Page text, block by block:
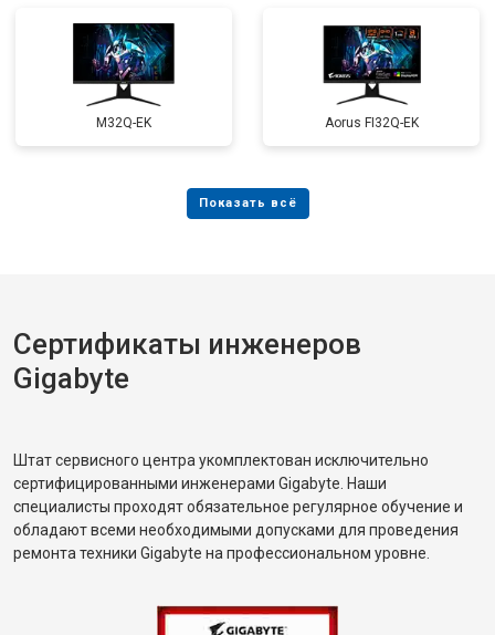
M32Q-EK Aorus FI32Q-EK
Сертификаты инженеров
Gigabyte
Штат сервисного центра укомплектован исключительно
сертифицированными инженерами Gigabyte. Наши
специалисты проходят обязательное регулярное обучение и
обладают всеми необходимыми допусками для проведения
ремонта техники Gigabyte на профессиональном уровне.